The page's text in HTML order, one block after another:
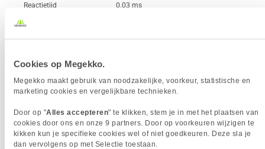
Cookies op Megekko.
Megekko maakt gebruik van noodzakelijke, voorkeur, statistische en
marketing cookies en vergelijkbare technieken.
Door op "Alles accepteren" te klikken, stem je in met het plaatsen van
cookies door ons en onze 9 partners. Door op voorkeuren wijzigen te
kikken kun je specifieke cookies wel of niet goedkeuren. Deze sla je
dan vervolgens op met Selectie toestaan.
Reactietijd
0.03 ms
Asus ROG Strix XG27AQWMG 27" QHD
6 575,-